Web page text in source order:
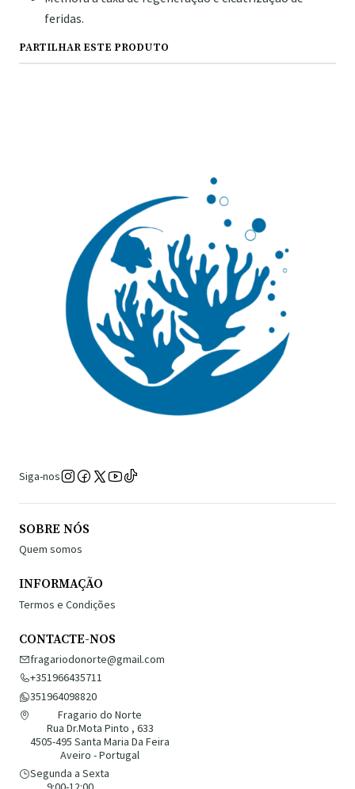
feridas.
PARTILHAR ESTE PRODUTO
Siga-nos
SOBRE NÓS
Quem somos
INFORMAÇÃO
Termos e Condições
CONTACTE-NOS
fragariodonorte@gmail.com
+351966435711
351964098820
Fragario do Norte
Rua Dr.Mota Pinto , 633
4505-495 Santa Maria Da Feira
Aveiro - Portugal
Segunda a Sexta